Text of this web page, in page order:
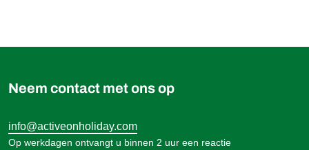
vanaf 919,00 € Boek
Neem contact met ons op
info@activeonholiday.com
Op werkdagen ontvangt u binnen 2 uur een reactie